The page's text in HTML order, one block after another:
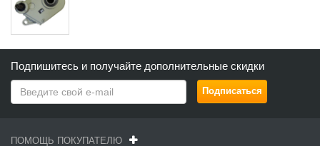
Подпишитесь и получайте дополнительные скидки
ПОМОЩЬ ПОКУПАТЕЛЮ